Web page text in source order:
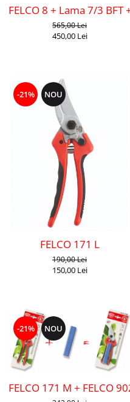
FELCO 8 + Lama 7/3 BFT +
565,00 Lei
450,00 Lei
-21% NOU
FELCO 171 L
190,00 Lei
150,00 Lei
-21% NOU
FELCO 171 M + FELCO